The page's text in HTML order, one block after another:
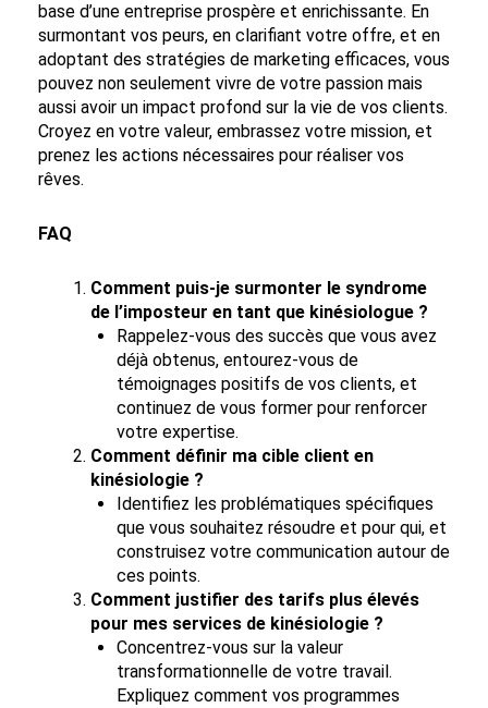
base d’une entreprise prospère et enrichissante. En
surmontant vos peurs, en clarifiant votre offre, et en
adoptant des stratégies de marketing efficaces, vous
pouvez non seulement vivre de votre passion mais
aussi avoir un impact profond sur la vie de vos clients.
Croyez en votre valeur, embrassez votre mission, et
prenez les actions nécessaires pour réaliser vos
rêves.
FAQ
Comment puis-je surmonter le syndrome
de l’imposteur en tant que kinésiologue ?
Rappelez-vous des succès que vous avez
déjà obtenus, entourez-vous de
témoignages positifs de vos clients, et
continuez de vous former pour renforcer
votre expertise.
Comment définir ma cible client en
kinésiologie ?
Identifiez les problématiques spécifiques
que vous souhaitez résoudre et pour qui, et
construisez votre communication autour de
ces points.
Comment justifier des tarifs plus élevés
pour mes services de kinésiologie ?
Concentrez-vous sur la valeur
transformationnelle de votre travail.
Expliquez comment vos programmes